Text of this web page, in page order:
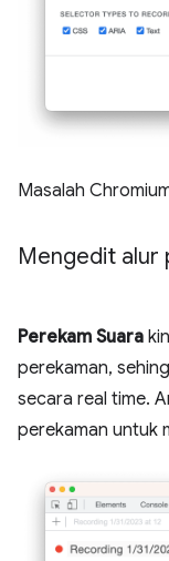
Masalah
Mengedit alur
Perekam Suara
perekaman,
secara real time.
perekaman untuk